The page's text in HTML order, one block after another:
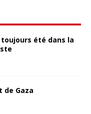
été dans la
Gaza